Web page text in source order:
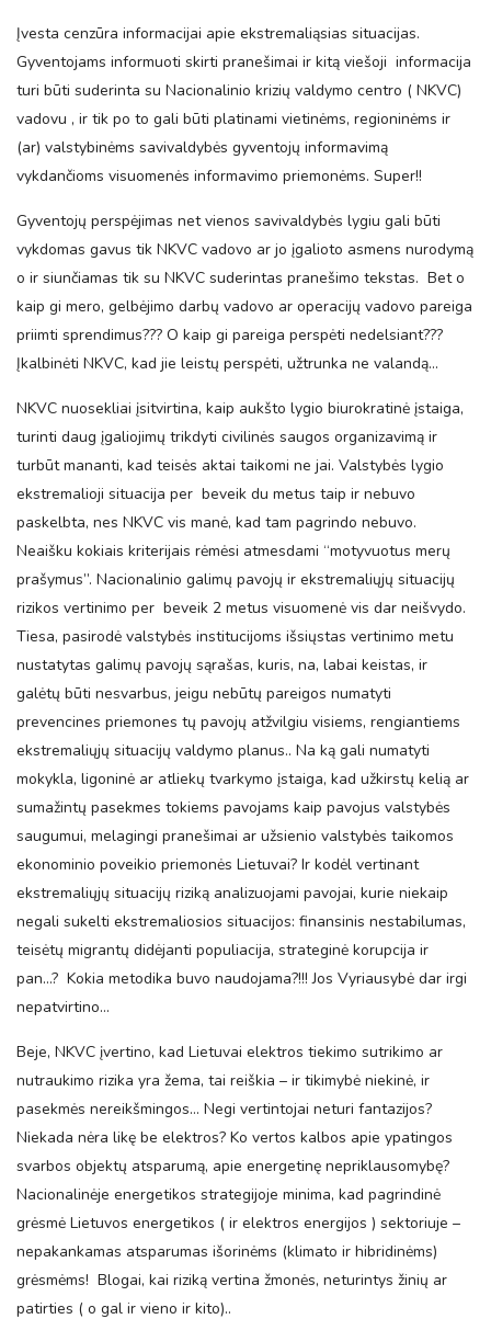
Įvesta cenzūra informacijai apie ekstremaliąsias situacijas.
Gyventojams informuoti skirti pranešimai ir kitą viešoji informacija
turi būti suderinta su Nacionalinio krizių valdymo centro ( NKVC)
vadovu , ir tik po to gali būti platinami vietinėms, regioninėms ir
(ar) valstybinėms savivaldybės gyventojų informavimą
vykdančioms visuomenės informavimo priemonėms. Super!!
Gyventojų perspėjimas net vienos savivaldybės lygiu gali būti
vykdomas gavus tik NKVC vadovo ar jo įgalioto asmens nurodymą
o ir siunčiamas tik su NKVC suderintas pranešimo tekstas. Bet o
kaip gi mero, gelbėjimo darbų vadovo ar operacijų vadovo pareiga
priimti sprendimus??? O kaip gi pareiga perspėti nedelsiant???
Įkalbinėti NKVC, kad jie leistų perspėti, užtrunka ne valandą…
NKVC nuosekliai įsitvirtina, kaip aukšto lygio biurokratinė įstaiga,
turinti daug įgaliojimų trikdyti civilinės saugos organizavimą ir
turbūt mananti, kad teisės aktai taikomi ne jai. Valstybės lygio
ekstremalioji situacija per beveik du metus taip ir nebuvo
paskelbta, nes NKVC vis manė, kad tam pagrindo nebuvo.
Neaišku kokiais kriterijais rėmėsi atmesdami “motyvuotus merų
prašymus”. Nacionalinio galimų pavojų ir ekstremaliųjų situacijų
rizikos vertinimo per beveik 2 metus visuomenė vis dar neišvydo.
Tiesa, pasirodė valstybės institucijoms išsiųstas vertinimo metu
nustatytas galimų pavojų sąrašas, kuris, na, labai keistas, ir
galėtų būti nesvarbus, jeigu nebūtų pareigos numatyti
prevencines priemones tų pavojų atžvilgiu visiems, rengiantiems
ekstremaliųjų situacijų valdymo planus.. Na ką gali numatyti
mokykla, ligoninė ar atliekų tvarkymo įstaiga, kad užkirstų kelią ar
sumažintų pasekmes tokiems pavojams kaip pavojus valstybės
saugumui, melagingi pranešimai ar užsienio valstybės taikomos
ekonominio poveikio priemonės Lietuvai? Ir kodėl vertinant
ekstremaliųjų situacijų riziką analizuojami pavojai, kurie niekaip
negali sukelti ekstremaliosios situacijos: finansinis nestabilumas,
teisėtų migrantų didėjanti populiacija, strateginė korupcija ir
pan…? Kokia metodika buvo naudojama?!!! Jos Vyriausybė dar irgi
nepatvirtino…
Beje, NKVC įvertino, kad Lietuvai elektros tiekimo sutrikimo ar
nutraukimo rizika yra žema, tai reiškia – ir tikimybė niekinė, ir
pasekmės nereikšmingos… Negi vertintojai neturi fantazijos?
Niekada nėra likę be elektros? Ko vertos kalbos apie ypatingos
svarbos objektų atsparumą, apie energetinę nepriklausomybę?
Nacionalinėje energetikos strategijoje minima, kad pagrindinė
grėsmė Lietuvos energetikos ( ir elektros energijos ) sektoriuje –
nepakankamas atsparumas išorinėms (klimato ir hibridinėms)
grėsmėms! Blogai, kai riziką vertina žmonės, neturintys žinių ar
patirties ( o gal ir vieno ir kito)..